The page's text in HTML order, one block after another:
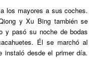
los mayores a sus coches.
y Xu Bing también se
y pasó su noche de bodas
Él se marchó al
instaló desde el primer día.